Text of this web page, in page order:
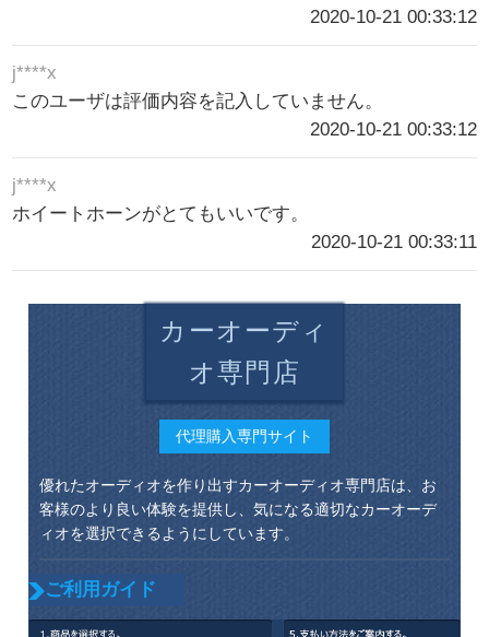
2020-10-21 00:33:12
j****x
このユーザは評価内容を記入していません。
2020-10-21 00:33:12
j****x
ホイートホーンがとてもいいです。
2020-10-21 00:33:11
カーオーディ
オ専門店
代理購入専門サイト
優れたオーディオを作り出すカーオーディオ専門店は、お
客様のより良い体験を提供し、気になる適切なカーオーデ
ィオを選択できるようにしています。
ご利用ガイド